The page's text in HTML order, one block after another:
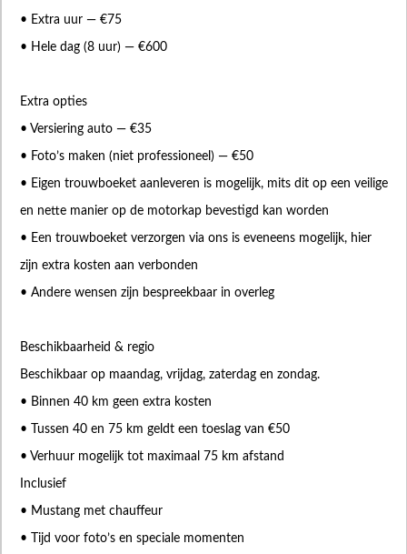
• Extra uur — €75
• Hele dag (8 uur) — €600
Extra opties
• Versiering auto — €35
• Foto’s maken (niet professioneel) — €50
• Eigen trouwboeket aanleveren is mogelijk, mits dit op een veilige
en nette manier op de motorkap bevestigd kan worden
• Een trouwboeket verzorgen via ons is eveneens mogelijk, hier
zijn extra kosten aan verbonden
• Andere wensen zijn bespreekbaar in overleg
Beschikbaarheid & regio
Beschikbaar op maandag, vrijdag, zaterdag en zondag.
• Binnen 40 km geen extra kosten
• Tussen 40 en 75 km geldt een toeslag van €50
• Verhuur mogelijk tot maximaal 75 km afstand
Inclusief
• Mustang met chauffeur
• Tijd voor foto’s en speciale momenten